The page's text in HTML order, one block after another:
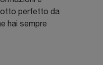
perfetto da
hai sempre